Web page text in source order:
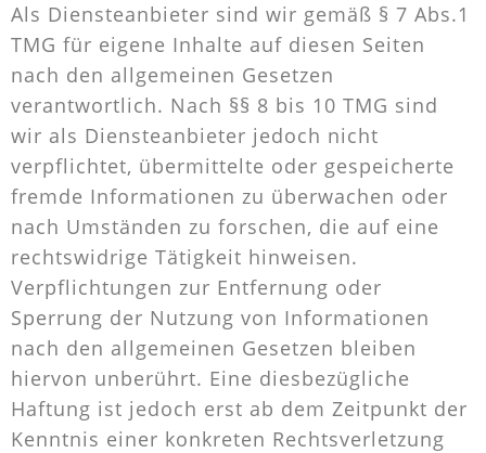
Als Diensteanbieter sind wir gemäß § 7 Abs.1
TMG für eigene Inhalte auf diesen Seiten
nach den allgemeinen Gesetzen
verantwortlich. Nach §§ 8 bis 10 TMG sind
wir als Diensteanbieter jedoch nicht
verpflichtet, übermittelte oder gespeicherte
fremde Informationen zu überwachen oder
nach Umständen zu forschen, die auf eine
rechtswidrige Tätigkeit hinweisen.
Verpflichtungen zur Entfernung oder
Sperrung der Nutzung von Informationen
nach den allgemeinen Gesetzen bleiben
hiervon unberührt. Eine diesbezügliche
Haftung ist jedoch erst ab dem Zeitpunkt der
Kenntnis einer konkreten Rechtsverletzung